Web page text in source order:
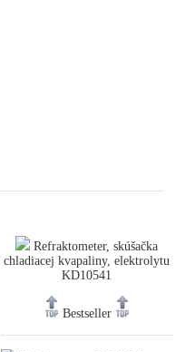
Refraktometer, skúšačka
chladiacej kvapaliny, elektrolytu
KD10541
Bestseller